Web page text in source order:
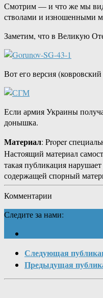
Смотрим — и что же мы
стволами и изношенными
Заметим, что в Великую
Вот его версия
Если армия Украины
донышка.
Материал: Proper
Настоящий материал
такая публикация
содержащей спорный
Комментарии
Следите за нами:
Следующая
Предыдущая